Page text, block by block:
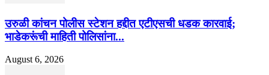
उरुळी कांचन पोलीस स्टेशन हद्दीत एटीएसची धडक कारवाई;
भाडेकरूंची माहिती पोलिसांना...
August 6, 2026